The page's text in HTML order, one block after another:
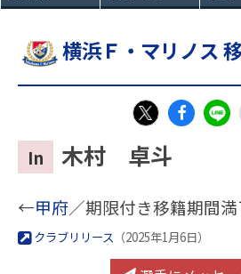
横浜Ｆ・マリノス
k
In 木村 卓斗
←甲府／期限付き移籍期間
クラブリリース （2025年1月6日）